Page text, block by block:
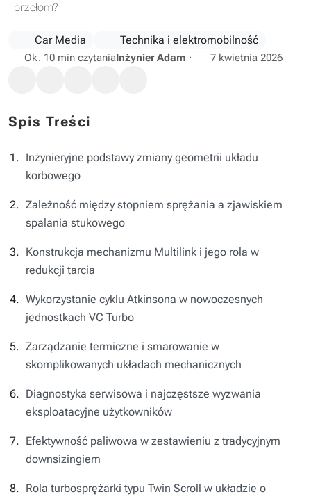
przełom?
Car Media Technika i elektromobilność
Ok. 10 min czytaniaInżynier Adam · 7 kwietnia 2026
Spis Treści
Inżynieryjne podstawy zmiany geometrii układu
korbowego
Zależność między stopniem sprężania a zjawiskiem
spalania stukowego
Konstrukcja mechanizmu Multilink i jego rola w
redukcji tarcia
Wykorzystanie cyklu Atkinsona w nowoczesnych
jednostkach VC Turbo
Zarządzanie termiczne i smarowanie w
skomplikowanych układach mechanicznych
Diagnostyka serwisowa i najczęstsze wyzwania
eksploatacyjne użytkowników
Efektywność paliwowa w zestawieniu z tradycyjnym
downsizingiem
Rola turbosprężarki typu Twin Scroll w układzie o